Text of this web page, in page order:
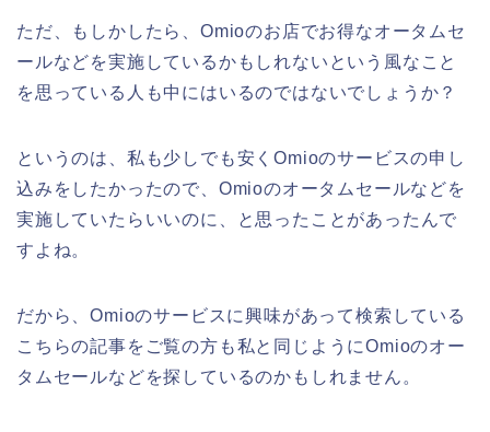
ただ、もしかしたら、Omioのお店でお得なオータムセ
ールなどを実施しているかもしれないという風なこと
を思っている人も中にはいるのではないでしょうか？
というのは、私も少しでも安くOmioのサービスの申し
込みをしたかったので、Omioのオータムセールなどを
実施していたらいいのに、と思ったことがあったんで
すよね。
だから、Omioのサービスに興味があって検索している
こちらの記事をご覧の方も私と同じようにOmioのオー
タムセールなどを探しているのかもしれません。